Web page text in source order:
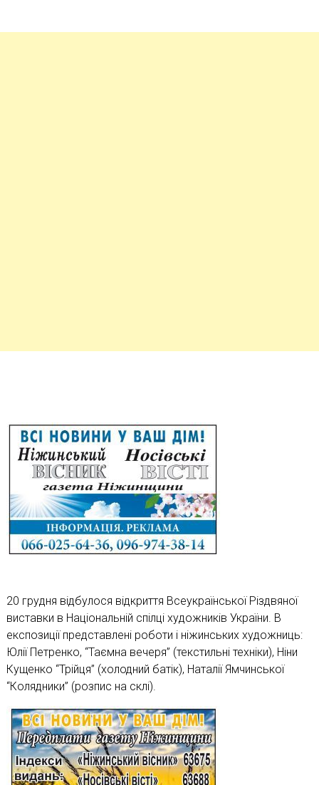
20 грудня відбулося відкриття Всеукраїнської Різдвяної
виставки в Національній спілці художників України. В
експозиції представлені роботи і ніжинських художниць:
Юлії Петренко, “Таємна вечеря” (текстильні техніки), Ніни
Кущенко “Трійця” (холодний батік), Наталії Ямчинської
“Колядники” (розпис на склі).